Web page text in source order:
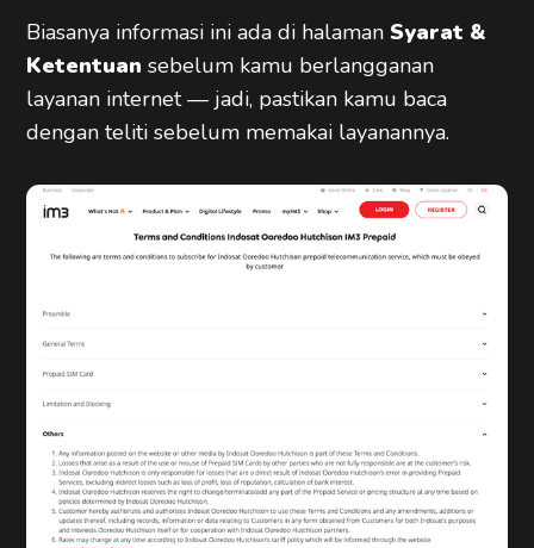
Biasanya informasi ini ada di halamanSyarat &
Ketentuan sebelum kamu berlangganan
layanan internet — jadi, pastikan kamu baca
dengan teliti sebelum memakai layanannya.